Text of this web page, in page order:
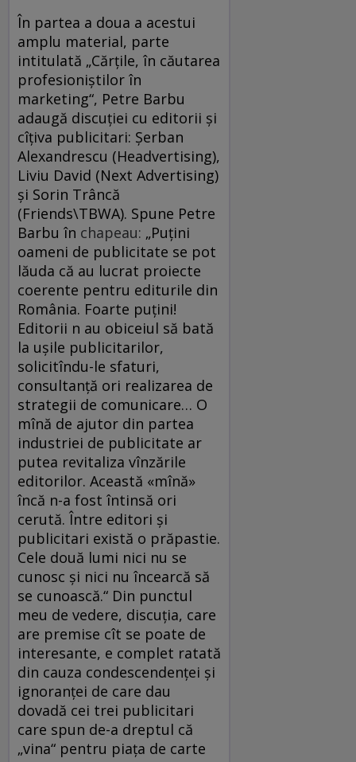
În partea a doua a acestui
amplu material, parte
intitulată „Cărțile, în căutarea
profesioniștilor în
marketing“, Petre Barbu
adaugă discuţiei cu editorii şi
cîţiva publicitari: Șerban
Alexandrescu (Headvertising),
Liviu David (Next Advertising)
şi Sorin Trâncă
(Friends\TBWA). Spune Petre
Barbu în chapeau: „Puțini
oameni de publicitate se pot
lăuda că au lucrat proiecte
coerente pentru editurile din
România. Foarte puțini!
Editorii n au obiceiul să bată
la ușile publicitarilor,
solicitîndu-le sfaturi,
consultanță ori realizarea de
strategii de comunicare… O
mînă de ajutor din partea
industriei de publicitate ar
putea revitaliza vînzările
editorilor. Această «mînă»
încă n-a fost întinsă ori
cerută. Între editori și
publicitari există o prăpastie.
Cele două lumi nici nu se
cunosc și nici nu încearcă să
se cunoască.“ Din punctul
meu de vedere, discuţia, care
are premise cît se poate de
interesante, e complet ratată
din cauza condescendenţei şi
ignoranţei de care dau
dovadă cei trei publicitari
care spun de-a dreptul că
„vina“ pentru piaţa de carte